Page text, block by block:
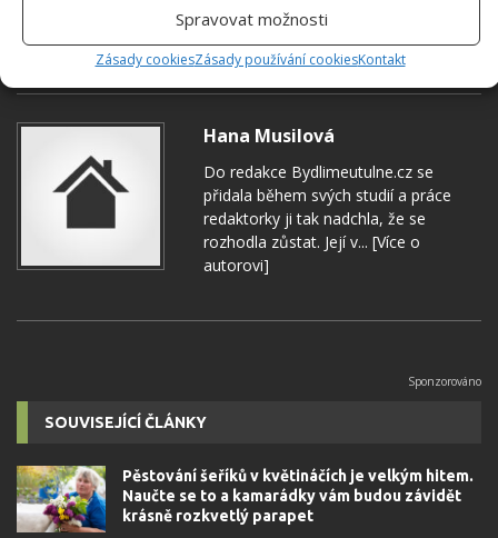
Spravovat možnosti
Zásady cookiesZásady používání cookiesKontakt
KOMENTOVAT
Hana Musilová
Do redakce Bydlimeutulne.cz se
přidala během svých studií a práce
redaktorky ji tak nadchla, že se
rozhodla zůstat. Její v... [Více o
autorovi]
SOUVISEJÍCÍ ČLÁNKY
Pěstování šeříků v květináčích je velkým hitem.
Naučte se to a kamarádky vám budou závidět
krásně rozkvetlý parapet